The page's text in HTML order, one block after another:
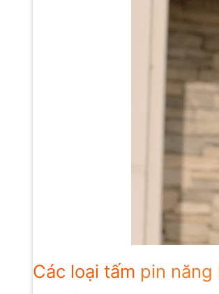
Các loại tấm pin